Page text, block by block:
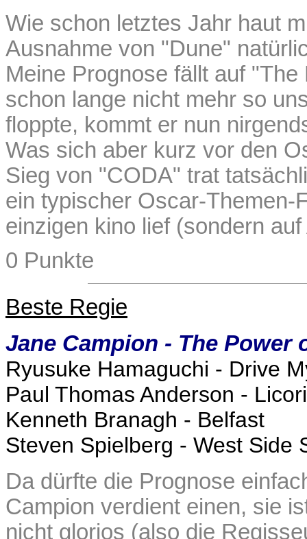
Wie schon letztes Jahr haut
Ausnahme von "Dune"
Meine Prognose fällt auf
schon lange nicht mehr so
floppte, kommt er nun
Was sich aber kurz vor den
Sieg von "CODA" trat
ein typischer Oscar-Themen-
einzigen kino lief (sondern
0 Punkte
Beste Regie
Jane Campion - The Power
Ryusuke Hamaguchi - Drive
Paul Thomas Anderson -
Kenneth Branagh - Belfast
Steven Spielberg - West Side
Da dürfte die Prognose
Campion verdient einen, sie
nicht glorios (also die